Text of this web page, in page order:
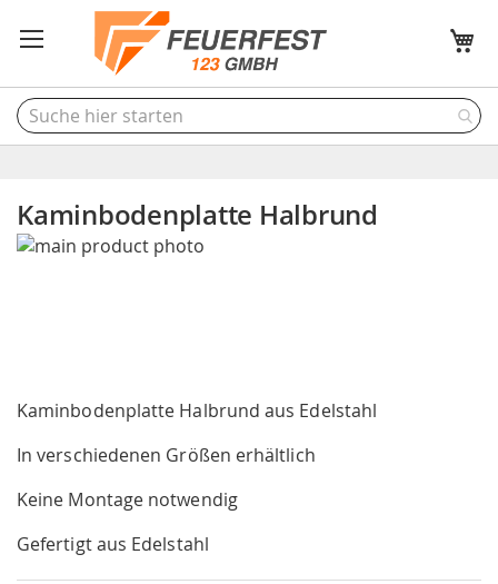
Kaminbodenplatte Halbrund
Kaminbodenplatte Halbrund aus Edelstahl
In verschiedenen Größen erhältlich
Keine Montage notwendig
Gefertigt aus Edelstahl
Skip
gallery
to
beginning
the
images
gallery